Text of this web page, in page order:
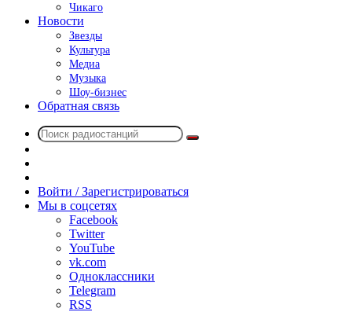
Чикаго
Новости
Звезды
Культура
Медиа
Музыка
Шоу-бизнес
Обратная связь
Поиск
радио
Войти / Зарегистрироваться
Мы в соцсетях
Facebook
Twitter
YouTube
vk.com
Одноклассники
Telegram
RSS